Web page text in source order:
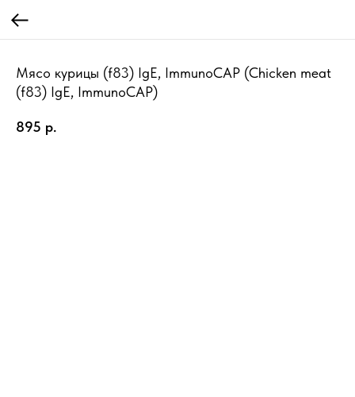
Мясо курицы (f83) IgE, ImmunoCAP (Chicken meat
(f83) IgE, ImmunoCAP)
895 р.